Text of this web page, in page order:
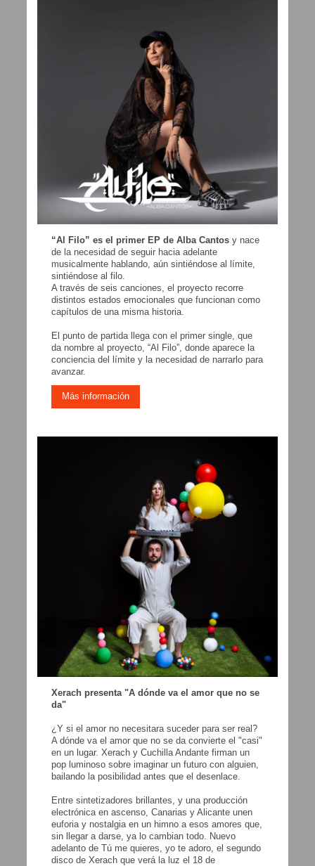
“Al Filo” es el primer EP de Alba Cantos y nace
de la necesidad de seguir hacia adelante
musicalmente hablando, aún sintiéndose al límite,
sintiéndose al filo.
A través de seis canciones, el proyecto recorre
distintos estados emocionales que funcionan como
capítulos de una misma historia.
El punto de partida llega con el primer single, que
da nombre al proyecto, “Al Filo”, donde aparece la
conciencia del límite y la necesidad de narrarlo para
avanzar.
Más información
Xerach presenta "A dónde va el amor que no se
da"
¿Y si el amor no necesitara suceder para ser real?
A dónde va el amor que no se da convierte el "casi"
en un lugar. Xerach y Cuchilla Andante firman un
pop luminoso sobre imaginar un futuro con alguien,
bailando la posibilidad antes que el desenlace.
Entre sintetizadores brillantes, y una producción
electrónica en ascenso, Canarias y Alicante unen
euforia y nostalgia en un himno a esos amores que,
sin llegar a darse, ya lo cambian todo. Nuevo
adelanto de Tú me quieres, yo te adoro, el segundo
disco de Xerach que verá la luz el 18 de